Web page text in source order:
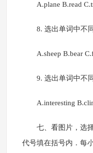
A.plane B.read
8. 选出单词中不
A.sheep B.bear
9. 选出单词中不
A.interesting
七、看图片，选
代号填在括号内．每